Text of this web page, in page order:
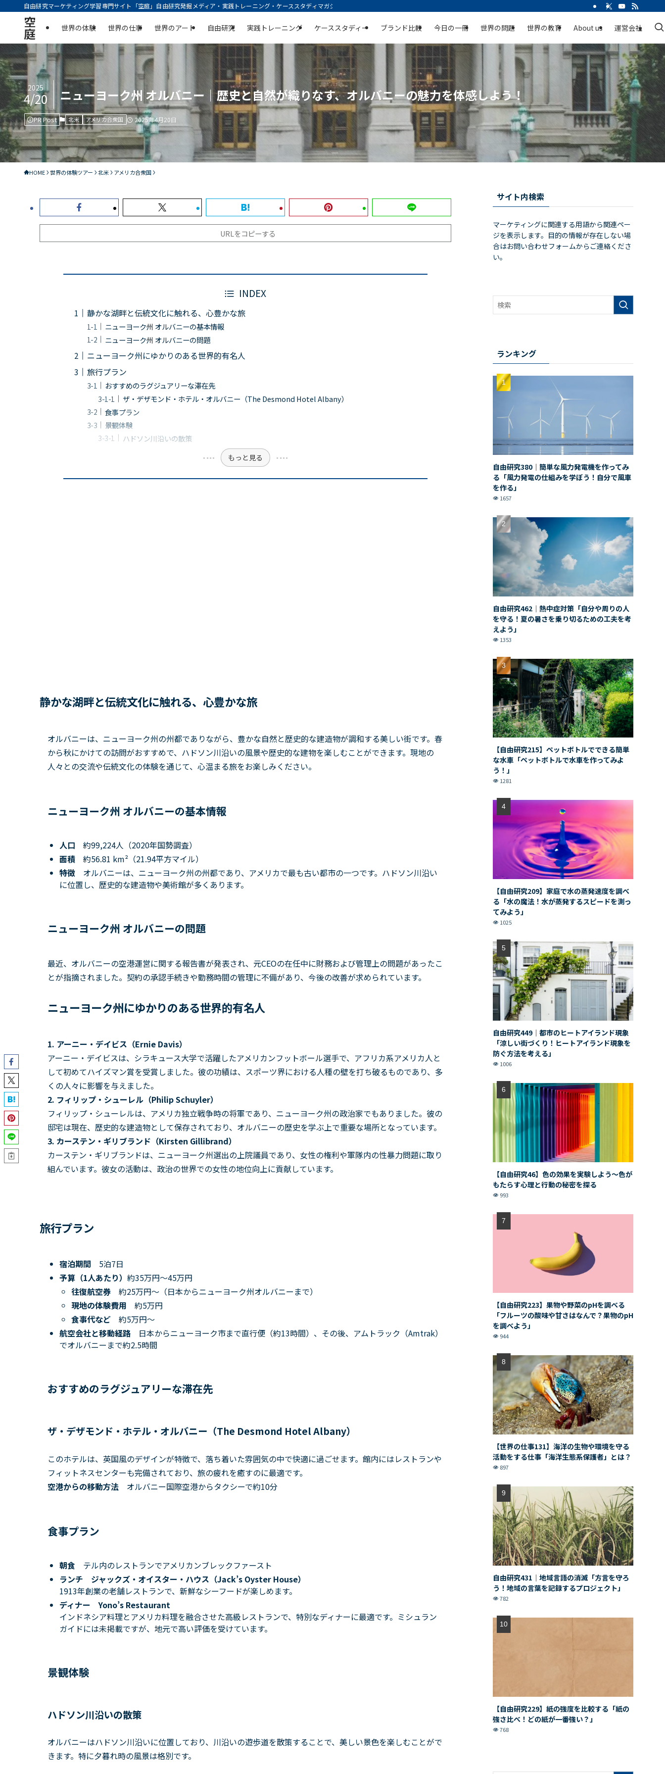
自由研究マーケティング学習専門サイト「空庭」自由研究発掘メディア・実践トレーニング・ケーススタディマガジン | 空庭
空
庭 世界の体験 世界の仕事 世界のアート 自由研究 実践トレーニング ケーススタディー ブランド比較 今日の一冊 世界の問題 世界の教育 About us 運営会社
ニューヨーク州 オルバニー｜歴史と自然が織りなす、オルバニーの魅力を体感しよう！
2025
4/20
PR Post 北米 アメリカ合衆国 2025年4月20日
HOME 世界の体験ツアー 北米 アメリカ合衆国
URLをコピーする
INDEX
静かな湖畔と伝統文化に触れる、心豊かな旅
ニューヨーク州 オルバニーの基本情報
ニューヨーク州 オルバニーの問題
ニューヨーク州にゆかりのある世界的有名人
旅行プラン
おすすめのラグジュアリーな滞在先
ザ・デザモンド・ホテル・オルバニー（The Desmond Hotel Albany）
食事プラン
景観体験
ハドソン川沿いの散策
もっと見る
静かな湖畔と伝統文化に触れる、心豊かな旅
オルバニーは、ニューヨーク州の州都でありながら、豊かな自然と歴史的な建造物が調和する美しい街です。春
から秋にかけての訪問がおすすめで、ハドソン川沿いの風景や歴史的な建物を楽しむことができます。現地の
人々との交流や伝統文化の体験を通じて、心温まる旅をお楽しみください。
ニューヨーク州 オルバニーの基本情報
人口 約99,224人（2020年国勢調査）
面積 約56.81 km²（21.94平方マイル）
特徴 オルバニーは、ニューヨーク州の州都であり、アメリカで最も古い都市の一つです。ハドソン川沿い
に位置し、歴史的な建造物や美術館が多くあります。
ニューヨーク州 オルバニーの問題
最近、オルバニーの空港運営に関する報告書が発表され、元CEOの在任中に財務および管理上の問題があったこ
とが指摘されました。契約の承認手続きや勤務時間の管理に不備があり、今後の改善が求められています。
ニューヨーク州にゆかりのある世界的有名人
1. アーニー・デイビス（Ernie Davis）
アーニー・デイビスは、シラキュース大学で活躍したアメリカンフットボール選手で、アフリカ系アメリカ人と
して初めてハイズマン賞を受賞しました。彼の功績は、スポーツ界における人種の壁を打ち破るものであり、多
くの人々に影響を与えました。
2. フィリップ・シューレル（Philip Schuyler）
フィリップ・シューレルは、アメリカ独立戦争時の将軍であり、ニューヨーク州の政治家でもありました。彼の
邸宅は現在、歴史的な建造物として保存されており、オルバニーの歴史を学ぶ上で重要な場所となっています。
3. カーステン・ギリブランド（Kirsten Gillibrand）
カーステン・ギリブランドは、ニューヨーク州選出の上院議員であり、女性の権利や軍隊内の性暴力問題に取り
組んでいます。彼女の活動は、政治の世界での女性の地位向上に貢献しています。
旅行プラン
宿泊期間 5泊7日
予算（1人あたり） 約35万円～45万円
往復航空券 約25万円～（日本からニューヨーク州オルバニーまで）
現地の体験費用 約5万円
食事代など 約5万円～
航空会社と移動経路 日本からニューヨーク市まで直行便（約13時間）、その後、アムトラック（Amtrak）
でオルバニーまで約2.5時間
おすすめのラグジュアリーな滞在先
ザ・デザモンド・ホテル・オルバニー（The Desmond Hotel Albany）
このホテルは、英国風のデザインが特徴で、落ち着いた雰囲気の中で快適に過ごせます。館内にはレストランや
フィットネスセンターも完備されており、旅の疲れを癒すのに最適です。
空港からの移動方法 オルバニー国際空港からタクシーで約10分
食事プラン
朝食 テル内のレストランでアメリカンブレックファースト
ランチ ジャックズ・オイスター・ハウス（Jack’s Oyster House）
1913年創業の老舗レストランで、新鮮なシーフードが楽しめます。
ディナーYono’s Restaurant
インドネシア料理とアメリカ料理を融合させた高級レストランで、特別なディナーに最適です。ミシュラン
ガイドには未掲載ですが、地元で高い評価を受けています。
景観体験
ハドソン川沿いの散策
オルバニーはハドソン川沿いに位置しており、川沿いの遊歩道を散策することで、美しい景色を楽しむことがで
きます。特に夕暮れ時の風景は格別です。
サイト内検索
マーケティングに関連する用語から関連ペー
ジを表示します。目的の情報が存在しない場
合はお問い合わせフォームからご連絡くださ
い。
ランキング
自由研究380｜簡単な風力発電機を作ってみ
る「風力発電の仕組みを学ぼう！自分で風車
を作る」
1657
自由研究462｜熱中症対策「自分や周りの人
を守る！夏の暑さを乗り切るための工夫を考
えよう」
1353
【自由研究215】ペットボトルでできる簡単
な水車「ペットボトルで水車を作ってみよ
う！」
1281
【自由研究209】家庭で水の蒸発速度を調べ
る「水の魔法！水が蒸発するスピードを測っ
てみよう」
1025
自由研究449｜都市のヒートアイランド現象
「涼しい街づくり！ヒートアイランド現象を
防ぐ方法を考える」
1006
【自由研究46】色の効果を実験しよう〜色が
もたらす心理と行動の秘密を探る
993
【自由研究223】果物や野菜のpHを調べる
「フルーツの酸味や甘さはなんで？果物のpH
を調べよう」
944
【世界の仕事131】海洋の生物や環境を守る
活動をする仕事「海洋生態系保護者」とは？
897
自由研究431｜地域言語の消滅「方言を守ろ
う！地域の言葉を記録するプロジェクト」
782
【自由研究229】紙の強度を比較する「紙の
強さ比べ！どの紙が一番強い？」
768